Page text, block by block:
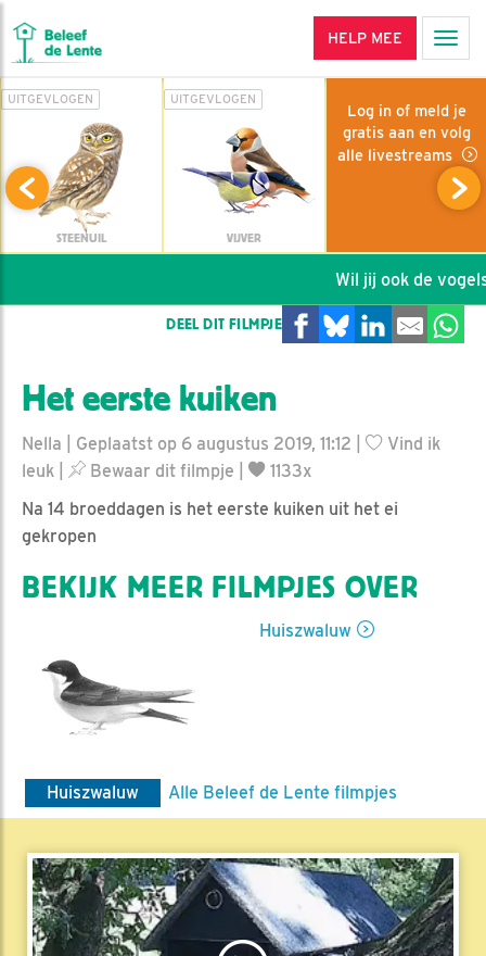
HELP MEE
UITGEVLOGEN
STEENUIL
UITGEVLOGEN
VIJVER
Log in of meld je
gratis aan en volg
alle livestreams
Wil jij ook de
DEEL DIT FILMPJE
Het eerste kuiken
Nella | Geplaatst op 6 augustus 2019, 11:12 |
Vind ik
leuk
Bewaar dit filmpje
1133x
Na 14 broeddagen is het eerste kuiken uit het ei
gekropen
BEKIJK MEER FILMPJES OVER
Huiszwaluw
Huiszwaluw Alle Beleef de Lente filmpjes